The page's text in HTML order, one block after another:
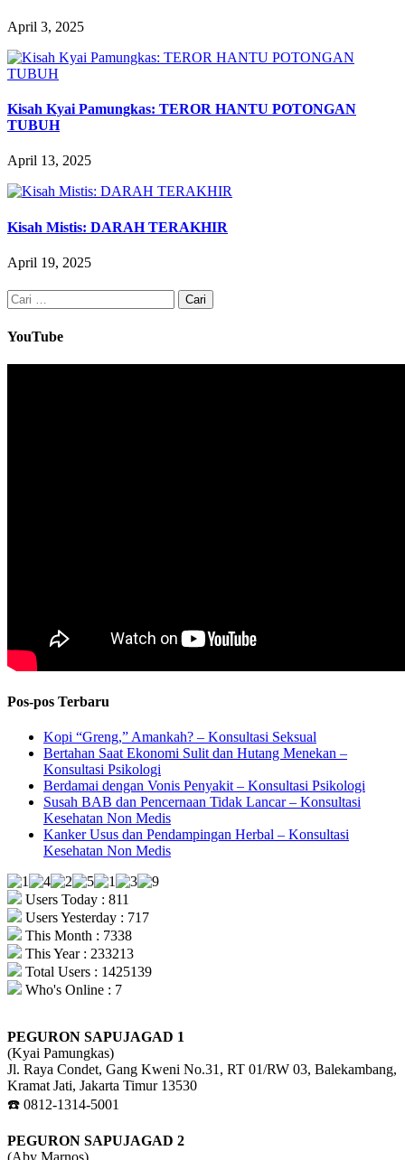
April 3, 2025
Kisah Kyai Pamungkas: TEROR HANTU POTONGAN
TUBUH
April 13, 2025
Kisah Mistis: DARAH TERAKHIR
April 19, 2025
Cari
untuk:
YouTube
Pos-pos Terbaru
Kopi “Greng,” Amankah? – Konsultasi Seksual
Bertahan Saat Ekonomi Sulit dan Hutang Menekan –
Konsultasi Psikologi
Berdamai dengan Vonis Penyakit – Konsultasi Psikologi
Susah BAB dan Pencernaan Tidak Lancar – Konsultasi
Kesehatan Non Medis
Kanker Usus dan Pendampingan Herbal – Konsultasi
Kesehatan Non Medis
Users Today : 811
Users Yesterday : 717
This Month : 7338
This Year : 233213
Total Users : 1425139
Who's Online : 7
PEGURON SAPUJAGAD 1
(Kyai Pamungkas)
Jl. Raya Condet, Gang Kweni No.31, RT 01/RW 03, Balekambang,
Kramat Jati, Jakarta Timur 13530
☎️ 0812-1314-5001
PEGURON SAPUJAGAD 2